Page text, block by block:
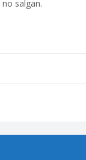
salgan.